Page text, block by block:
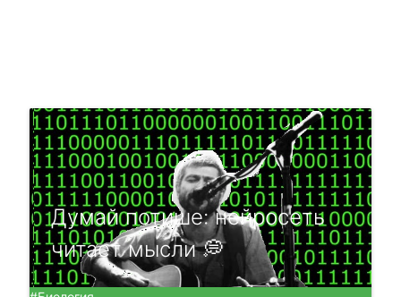
Думай потише: нейросеть
читает мысли 💭